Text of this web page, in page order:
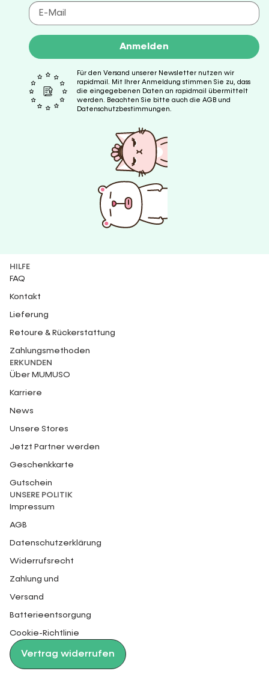
Anmelden
Für den Versand unserer Newsletter nutzen wir
rapidmail. Mit Ihrer Anmeldung stimmen Sie zu, dass
die eingegebenen Daten an rapidmail übermittelt
werden. Beachten Sie bitte auch die AGB und
Datenschutzbestimmungen.
HILFE
FAQ
Kontakt
Lieferung
Retoure & Rückerstattung
Zahlungsmethoden
ERKUNDEN
Über MUMUSO
Karriere
News
Unsere Stores
Jetzt Partner werden
Geschenkkarte
Gutschein
UNSERE POLITIK
Impressum
AGB
Datenschutzerklärung
Widerrufsrecht
Zahlung und
Versand
Batterieentsorgung
Cookie-Richtlinie
Vertrag widerrufen